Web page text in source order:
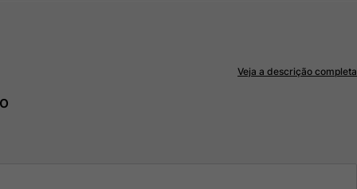
Veja a descrição completa